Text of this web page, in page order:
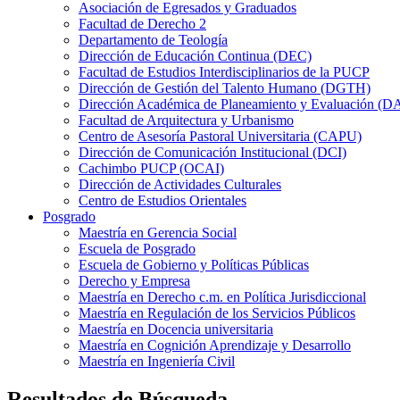
Asociación de Egresados y Graduados
Facultad de Derecho 2
Departamento de Teología
Dirección de Educación Continua (DEC)
Facultad de Estudios Interdisciplinarios de la PUCP
Dirección de Gestión del Talento Humano (DGTH)
Dirección Académica de Planeamiento y Evaluación
Facultad de Arquitectura y Urbanismo
Centro de Asesoría Pastoral Universitaria (CAPU)
Dirección de Comunicación Institucional (DCI)
Cachimbo PUCP (OCAI)
Dirección de Actividades Culturales
Centro de Estudios Orientales
Posgrado
Maestría en Gerencia Social
Escuela de Posgrado
Escuela de Gobierno y Políticas Públicas
Derecho y Empresa
Maestría en Derecho c.m. en Política Jurisdiccional
Maestría en Regulación de los Servicios Públicos
Maestría en Docencia universitaria
Maestría en Cognición Aprendizaje y Desarrollo
Maestría en Ingeniería Civil